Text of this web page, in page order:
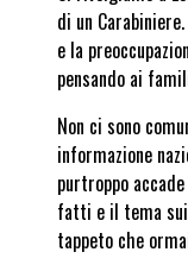
di un
e la
pensando ai
Non ci sono
informazione
purtroppo
fatti e il tema
tappeto che